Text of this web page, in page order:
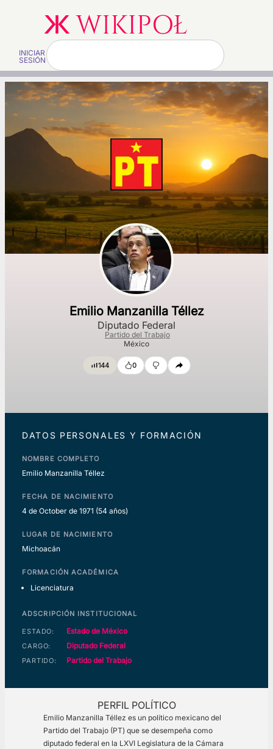
INICIAR
SESIÓN
Emilio Manzanilla Téllez
Diputado Federal
Partido del Trabajo
México
144 0
DATOS PERSONALES Y FORMACIÓN
NOMBRE COMPLETO
Emilio Manzanilla Téllez
FECHA DE NACIMIENTO
4 de October de 1971 (54 años)
LUGAR DE NACIMIENTO
Michoacán
FORMACIÓN ACADÉMICA
Licenciatura
ADSCRIPCIÓN INSTITUCIONAL
ESTADO: Estado de México
CARGO: Diputado Federal
PARTIDO: Partido del Trabajo
PERFIL POLÍTICO
Emilio Manzanilla Téllez es un político mexicano del
Partido del Trabajo (PT) que se desempeña como
diputado federal en la LXVI Legislatura de la Cámara